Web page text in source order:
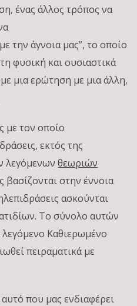
ένας άλλος τρόπος να
την άγνοια μας”, το οποίο
φυσική και ουσιαστικά
μια ερώτηση με μια άλλη,
με τον οποίο
εκτός της
λεγόμενωνθεωριών
βασίζονται στην έννοια
ασκούνται
Το σύνολο αυτών
Καθιερωμένο
πειραματικά με
που μας ενδιαφέρει